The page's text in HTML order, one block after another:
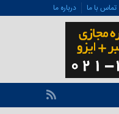
تماس با ما درباره ما